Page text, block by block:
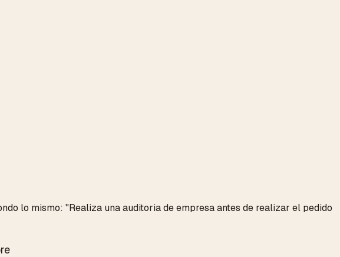
lo mismo: "Realiza una auditoria de empresa antes de realizar el pedido